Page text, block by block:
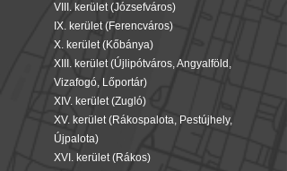
VIII. kerület (Józsefváros)
IX. kerület (Ferencváros)
X. kerület (Kőbánya)
XIII. kerület (Újlipótváros, Angyalföld,
Vizafogó, Lőportár)
XIV. kerület (Zugló)
XV. kerület (Rákospalota, Pestújhely,
Újpalota)
XVI. kerület (Rákos)